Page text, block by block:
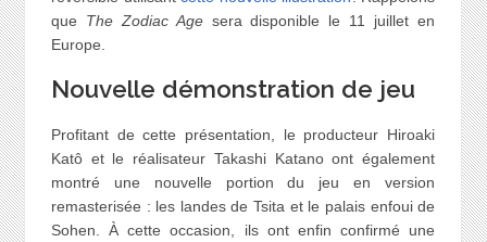
que The Zodiac Agesera disponible le 11 juillet en
Europe.
Nouvelle démonstration de jeu
Profitant de cette présentation, le producteur Hiroaki
Katô et le réalisateur Takashi Katano ont également
montré une nouvelle portion du jeu en version
remasterisée : les landes de Tsita et le palais enfoui de
Sohen. À cette occasion, ils ont enfin confirmé une